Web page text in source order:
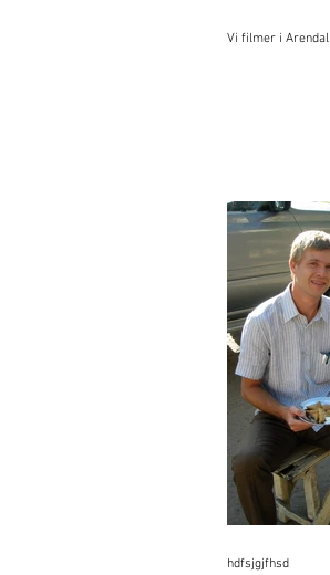
Vi filmer i Arendal
hdfsjgjfhsd